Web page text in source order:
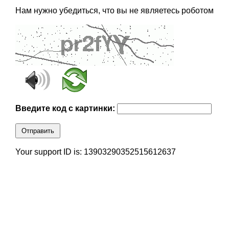
Нам нужно убедиться, что вы не являетесь роботом
Введите код с картинки:
Отправить
Your support ID is: 13903290352515612637